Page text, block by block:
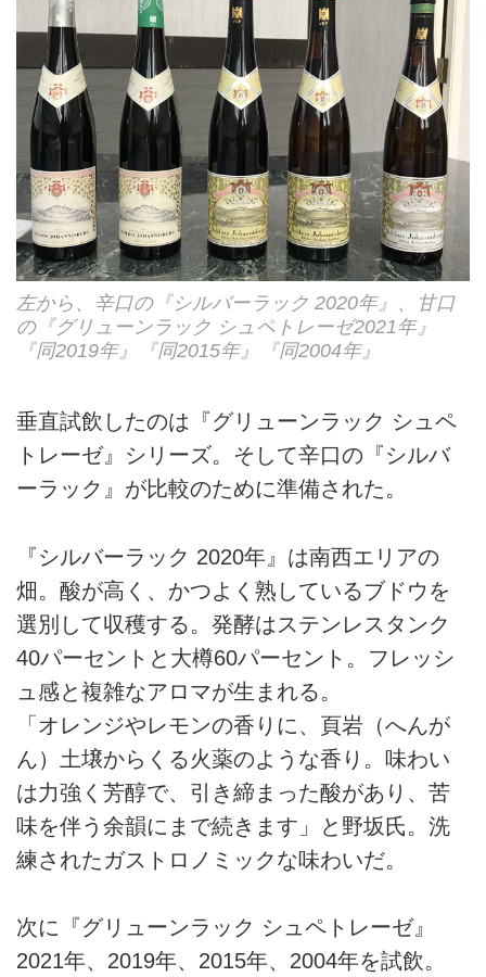
左から、辛口の『シルバーラック 2020年』、甘口
の『グリューンラック シュペトレーゼ2021年』
『同2019年』『同2015年』『同2004年』
垂直試飲したのは『グリューンラック シュペ
トレーゼ』シリーズ。そして辛口の『シルバ
ーラック』が比較のために準備された。
『シルバーラック 2020年』は南西エリアの
畑。酸が高く、かつよく熟しているブドウを
選別して収穫する。発酵はステンレスタンク
40パーセントと大樽60パーセント。フレッシ
ュ感と複雑なアロマが生まれる。
「オレンジやレモンの香りに、頁岩（へんが
ん）土壌からくる火薬のような香り。味わい
は力強く芳醇で、引き締まった酸があり、苦
味を伴う余韻にまで続きます」と野坂氏。洗
練されたガストロノミックな味わいだ。
次に『グリューンラック シュペトレーゼ』
2021年、2019年、2015年、2004年を試飲。